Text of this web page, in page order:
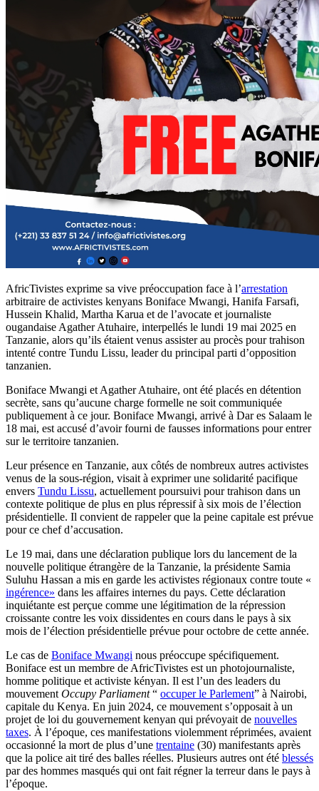
AfricTivistes exprime sa vive préoccupation face à l’arrestation
arbitraire de activistes kenyans Boniface Mwangi, Hanifa Farsafi,
Hussein Khalid, Martha Karua et de l’avocate et journaliste
ougandaise Agather Atuhaire, interpellés le lundi 19 mai 2025 en
Tanzanie, alors qu’ils étaient venus assister au procès pour trahison
intenté contre Tundu Lissu, leader du principal parti d’opposition
tanzanien.
Boniface Mwangi et Agather Atuhaire, ont été placés en détention
secrète, sans qu’aucune charge formelle ne soit communiquée
publiquement à ce jour. Boniface Mwangi, arrivé à Dar es Salaam le
18 mai, est accusé d’avoir fourni de fausses informations pour entrer
sur le territoire tanzanien.
Leur présence en Tanzanie, aux côtés de nombreux autres activistes
venus de la sous-région, visait à exprimer une solidarité pacifique
envers Tundu Lissu, actuellement poursuivi pour trahison dans un
contexte politique de plus en plus répressif à six mois de l’élection
présidentielle. Il convient de rappeler que la peine capitale est prévue
pour ce chef d’accusation.
Le 19 mai, dans une déclaration publique lors du lancement de la
nouvelle politique étrangère de la Tanzanie, la présidente Samia
Suluhu Hassan a mis en garde les activistes régionaux contre toute «
ingérence» dans les affaires internes du pays. Cette déclaration
inquiétante est perçue comme une légitimation de la répression
croissante contre les voix dissidentes en cours dans le pays à six
mois de l’élection présidentielle prévue pour octobre de cette année.
Le cas de Boniface Mwangi nous préoccupe spécifiquement.
Boniface est un membre de AfricTivistes est un photojournaliste,
homme politique et activiste kényan. Il est l’un des leaders du
mouvement Occupy Parliament“ occuper le Parlement” à Nairobi,
capitale du Kenya. En juin 2024, ce mouvement s’opposait à un
projet de loi du gouvernement kenyan qui prévoyait de nouvelles
taxes. À l’époque, ces manifestations violemment réprimées, avaient
occasionné la mort de plus d’une trentaine (30) manifestants après
que la police ait tiré des balles réelles. Plusieurs autres ont été blessés
par des hommes masqués qui ont fait régner la terreur dans le pays à
l’époque.